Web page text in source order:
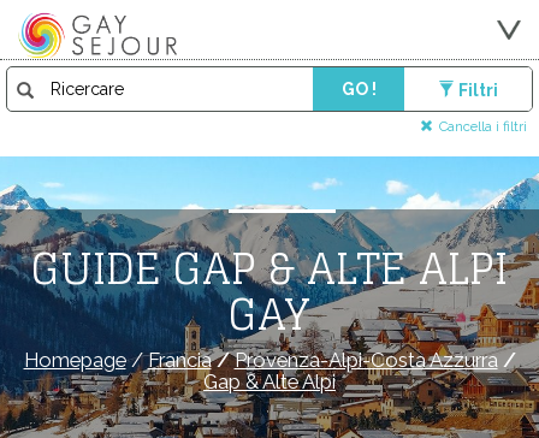
GO ! Filtri
Cancella i filtri
GUIDE GAP & ALTE ALPI
GAY
Homepage/Francia/Provenza-Alpi-Costa Azzurra/
Gap & Alte Alpi